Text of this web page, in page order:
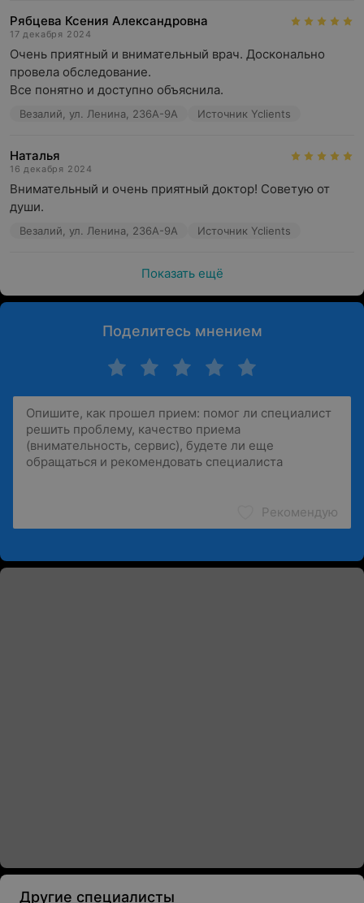
Рябцева Ксения Александровна
17 декабря 2024
Очень приятный и внимательный врач. Досконально
провела обследование.
Все понятно и доступно объяснила.
Везалий, ул. Ленина, 236А-9А Источник Yclients
Наталья
16 декабря 2024
Внимательный и очень приятный доктор! Советую от
души.
Везалий, ул. Ленина, 236А-9А Источник Yclients
Показать ещё
Поделитесь мнением
Рекомендую
Другие специалисты